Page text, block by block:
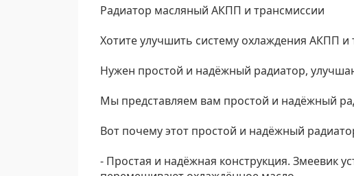
Радиатор масляный АКПП и трансмиссии
Хотите улучшить систему охлаждения АКПП и
Нужен простой и надёжный радиатор,
Мы представляем вам простой и надёжный
Вот почему этот простой и надёжный
- Простая и надёжная конструкция. Змеевик